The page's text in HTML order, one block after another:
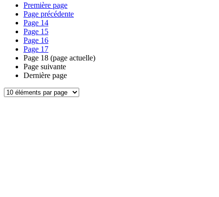
Première page
Page précédente
Page 14
Page 15
Page 16
Page 17
Page 18 (page actuelle)
Page suivante
Dernière page